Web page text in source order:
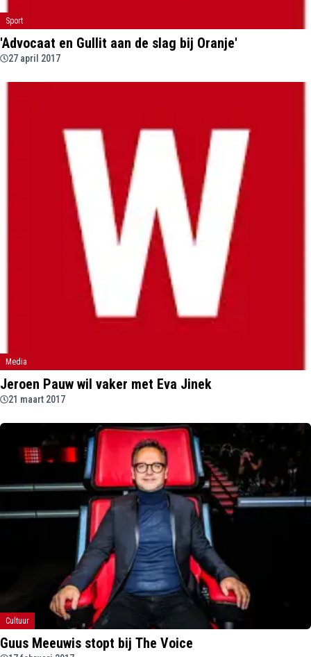
Sport
'Advocaat en Gullit aan de slag bij Oranje'
27 april 2017
Media
Jeroen Pauw wil vaker met Eva Jinek
21 maart 2017
Cultuur
Guus Meeuwis stopt bij The Voice